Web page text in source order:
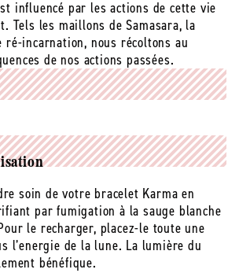
aux reflets métallisés.
C60, C70
: chips
: 17 cm
de métal afin de ne pas interférer
lithothérapeutiques des pierres.
: équilibre général
: Eau, Terre, feu, air
associés : tous
influencé par les actions de cette vie
Tels les maillons de Samasara, la
ré-incarnation, nous récoltons au
de nos actions passées.
soin de votre bracelet Karma en
par fumigation à la sauge blanche
le recharger, placez-le toute une
l’energie de la lune. La lumière du
bénéfique.